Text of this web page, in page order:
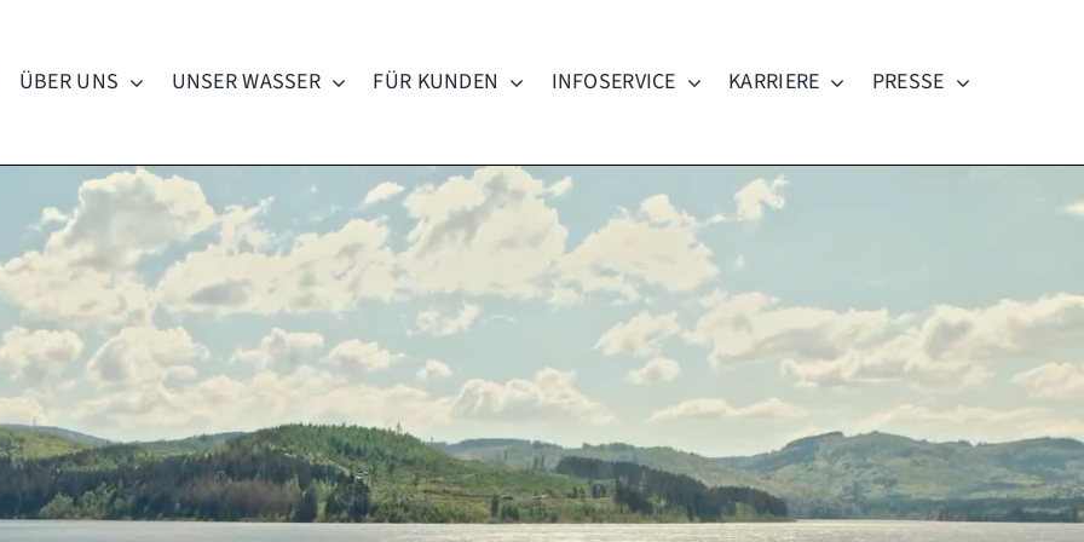
ÜBER UNS UNSER WASSER FÜR KUNDEN INFOSERVICE KARRIERE PRESSE